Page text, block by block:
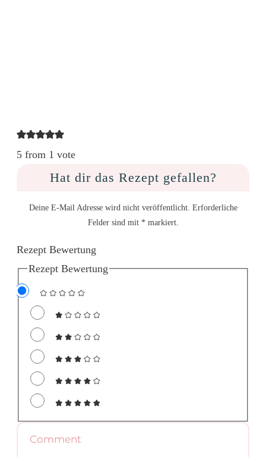
5 from 1 vote
Hat dir das Rezept gefallen?
Deine E-Mail Adresse wird nicht veröffentlicht. Erforderliche
Felder sind mit * markiert.
Rezept Bewertung
Rezept Bewertung